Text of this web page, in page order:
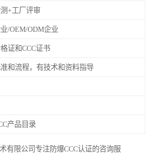
+工厂评审
/OEM/ODM企业
证和CCC证书
和流程，有技术和资料指导
产品目录
有限公司专注防爆CCC认证的咨询服